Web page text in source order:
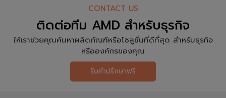
CONTACT US
ติดต่อทีม AMD สำหรับธุรกิจ
ให้เราช่วยคุณค้นหาผลิตภัณฑ์หรือโซลูชั่นที่ดีที่สุด สำหรับธุรกิจ
หรือองค์กรของคุณ
รับคำปรึกษาฟรี